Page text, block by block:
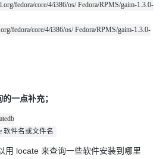
fedora/core/4/i386/os/ Fedora/RPMS/gaim-1.3.0-
fedora/core/4/i386/os/ Fedora/RPMS/gaim-1.3.0-
一点补充；
软件名或文件名
用 locate 来查询一些软件安装到哪里